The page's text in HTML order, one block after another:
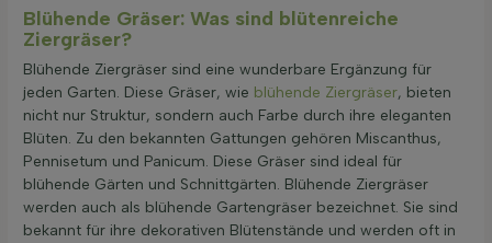
Blühende Gräser: Was sind blütenreiche
Ziergräser?
Blühende Ziergräser sind eine wunderbare Ergänzung für
jeden Garten. Diese Gräser, wie blühende Ziergräser, bieten
nicht nur Struktur, sondern auch Farbe durch ihre eleganten
Blüten. Zu den bekannten Gattungen gehören Miscanthus,
Pennisetum und Panicum. Diese Gräser sind ideal für
blühende Gärten und Schnittgärten. Blühende Ziergräser
werden auch als blühende Gartengräser bezeichnet. Sie sind
bekannt für ihre dekorativen Blütenstände und werden oft in